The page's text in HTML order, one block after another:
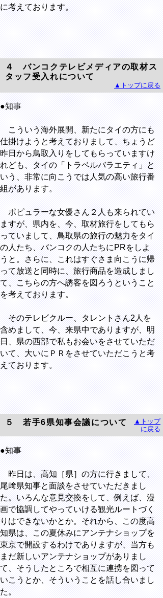
に考えております。
４ バンコクテレビメディアの取材ス
タッフ受入れについて
▲トップに戻る
●知事
こういう海外展開、新たにタイの方にも
仕掛けようと考えておりまして、ちょうど
昨日から鳥取入りをしてもらっていますけ
れども、タイの「トラベルバラエティ」と
いう、非常に向こうでは人気の高い旅行番
組があります。
ポピュラーな女優さん２人も来られてい
ますが、県内を、今、取材旅行をしてもら
っていまして、鳥取県の旅行の魅力をタイ
の人たち、バンコクの人たちにPRをしよ
うと。さらに、これはすぐさま向こうに帰
って放送と同時に、旅行商品を造成しまし
て、こちらの方へ誘客を図ろうということ
を考えております。
そのテレビクルー、タレントさん2人を
含めまして、今、来県中でありますが、明
日、県の西部で私もお会いをさせていただ
いて、大いにＰＲをさせていただこうと考
えております。
５ 若手6県知事会議について
▲トップ
に戻る
●知事
昨日は、高知［県］の方に行きまして、
尾﨑県知事と面談をさせていただきまし
た。いろんな意見交換をして、例えば、漫
画で協調してやっていける観光ルートづく
りはできないかとか。それから、この度高
知県は、この夏休みにアンテナショップを
東京で開設するわけでありますが、当方も
まだ新しいアンテナショップがありまし
て、そうしたところで相互に連携を図って
いこうとか、そういうことを話し合いまし
た。